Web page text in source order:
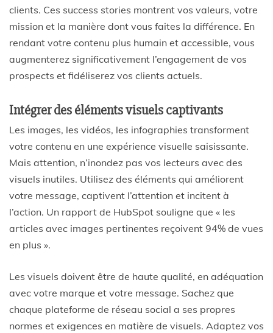
clients. Ces success stories montrent vos valeurs, votre
mission et la manière dont vous faites la différence. En
rendant votre contenu plus humain et accessible, vous
augmenterez significativement l’engagement de vos
prospects et fidéliserez vos clients actuels.
Intégrer des éléments visuels captivants
Les images, les vidéos, les infographies transforment
votre contenu en une expérience visuelle saisissante.
Mais attention, n’inondez pas vos lecteurs avec des
visuels inutiles. Utilisez des éléments qui améliorent
votre message, captivent l’attention et incitent à
l’action. Un rapport de HubSpot souligne que « les
articles avec images pertinentes reçoivent 94% de vues
en plus ».
Les visuels doivent être de haute qualité, en adéquation
avec votre marque et votre message. Sachez que
chaque plateforme de réseau social a ses propres
normes et exigences en matière de visuels. Adaptez vos